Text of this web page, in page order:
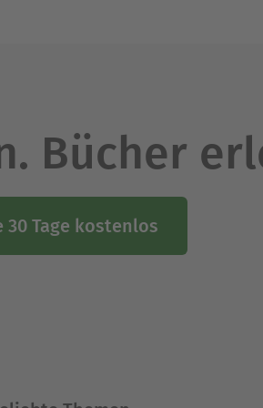
Bücher
30 Tage kostenlos